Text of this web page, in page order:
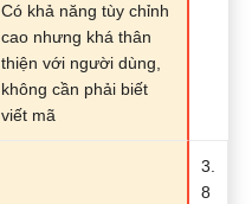
Có khả năng tùy chỉnh
cao nhưng khá thân
thiện với người dùng,
không cần phải biết
viết mã
3.
8